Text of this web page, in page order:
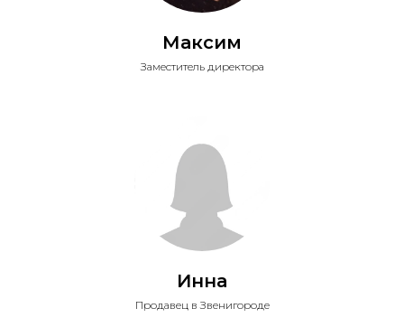
Максим
Заместитель директора
Инна
Продавец в Звенигороде